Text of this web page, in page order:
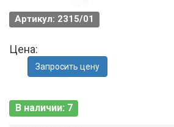
Артикул: 2315/01
Цена:
Запросить цену
В наличии: 7